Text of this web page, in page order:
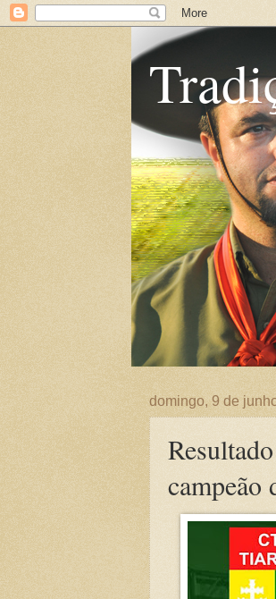
domingo, 9 de
campeão